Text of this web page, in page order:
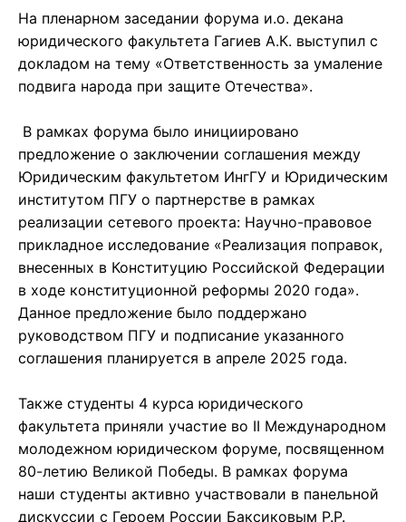
На пленарном заседании форума и.о. декана
юридического факультета Гагиев А.К. выступил с
докладом на тему «Ответственность за умаление
подвига народа при защите Отечества».
В рамках форума было инициировано
предложение о заключении соглашения между
Юридическим факультетом ИнгГУ и Юридическим
институтом ПГУ о партнерстве в рамках
реализации сетевого проекта: Научно-правовое
прикладное исследование «Реализация поправок,
внесенных в Конституцию Российской Федерации
в ходе конституционной реформы 2020 года».
Данное предложение было поддержано
руководством ПГУ и подписание указанного
соглашения планируется в апреле 2025 года.
Также студенты 4 курса юридического
факультета приняли участие во II Международном
молодежном юридическом форуме, посвященном
80-летию Великой Победы. В рамках форума
наши студенты активно участвовали в панельной
дискуссии с Героем России Баксиковым Р.Р.